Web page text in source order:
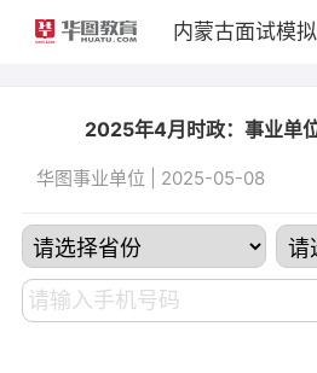
内蒙古面试模
2025年4月时政：事业单
华图事业单位 | 2025-05-08